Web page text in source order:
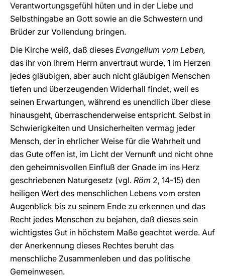
Verantwortungsgefühl hüten und in der Liebe und
Selbsthingabe an Gott sowie an die Schwestern und
Brüder zur Vollendung bringen.
Die Kirche weiß, daß dieses Evangelium vom Leben,
das ihr von ihrem Herrn anvertraut wurde, 1 im Herzen
jedes gläubigen, aber auch nicht gläubigen Menschen
tiefen und überzeugenden Widerhall findet, weil es
seinen Erwartungen, während es unendlich über diese
hinausgeht, überraschenderweise entspricht. Selbst in
Schwierigkeiten und Unsicherheiten vermag jeder
Mensch, der in ehrlicher Weise für die Wahrheit und
das Gute offen ist, im Licht der Vernunft und nicht ohne
den geheimnisvollen Einfluß der Gnade im ins Herz
geschriebenen Naturgesetz (vgl. Röm 2, 14-15) den
heiligen Wert des menschlichen Lebens vom ersten
Augenblick bis zu seinem Ende zu erkennen und das
Recht jedes Menschen zu bejahen, daß dieses sein
wichtigstes Gut in höchstem Maße geachtet werde. Auf
der Anerkennung dieses Rechtes beruht das
menschliche Zusammenleben und das politische
Gemeinwesen.